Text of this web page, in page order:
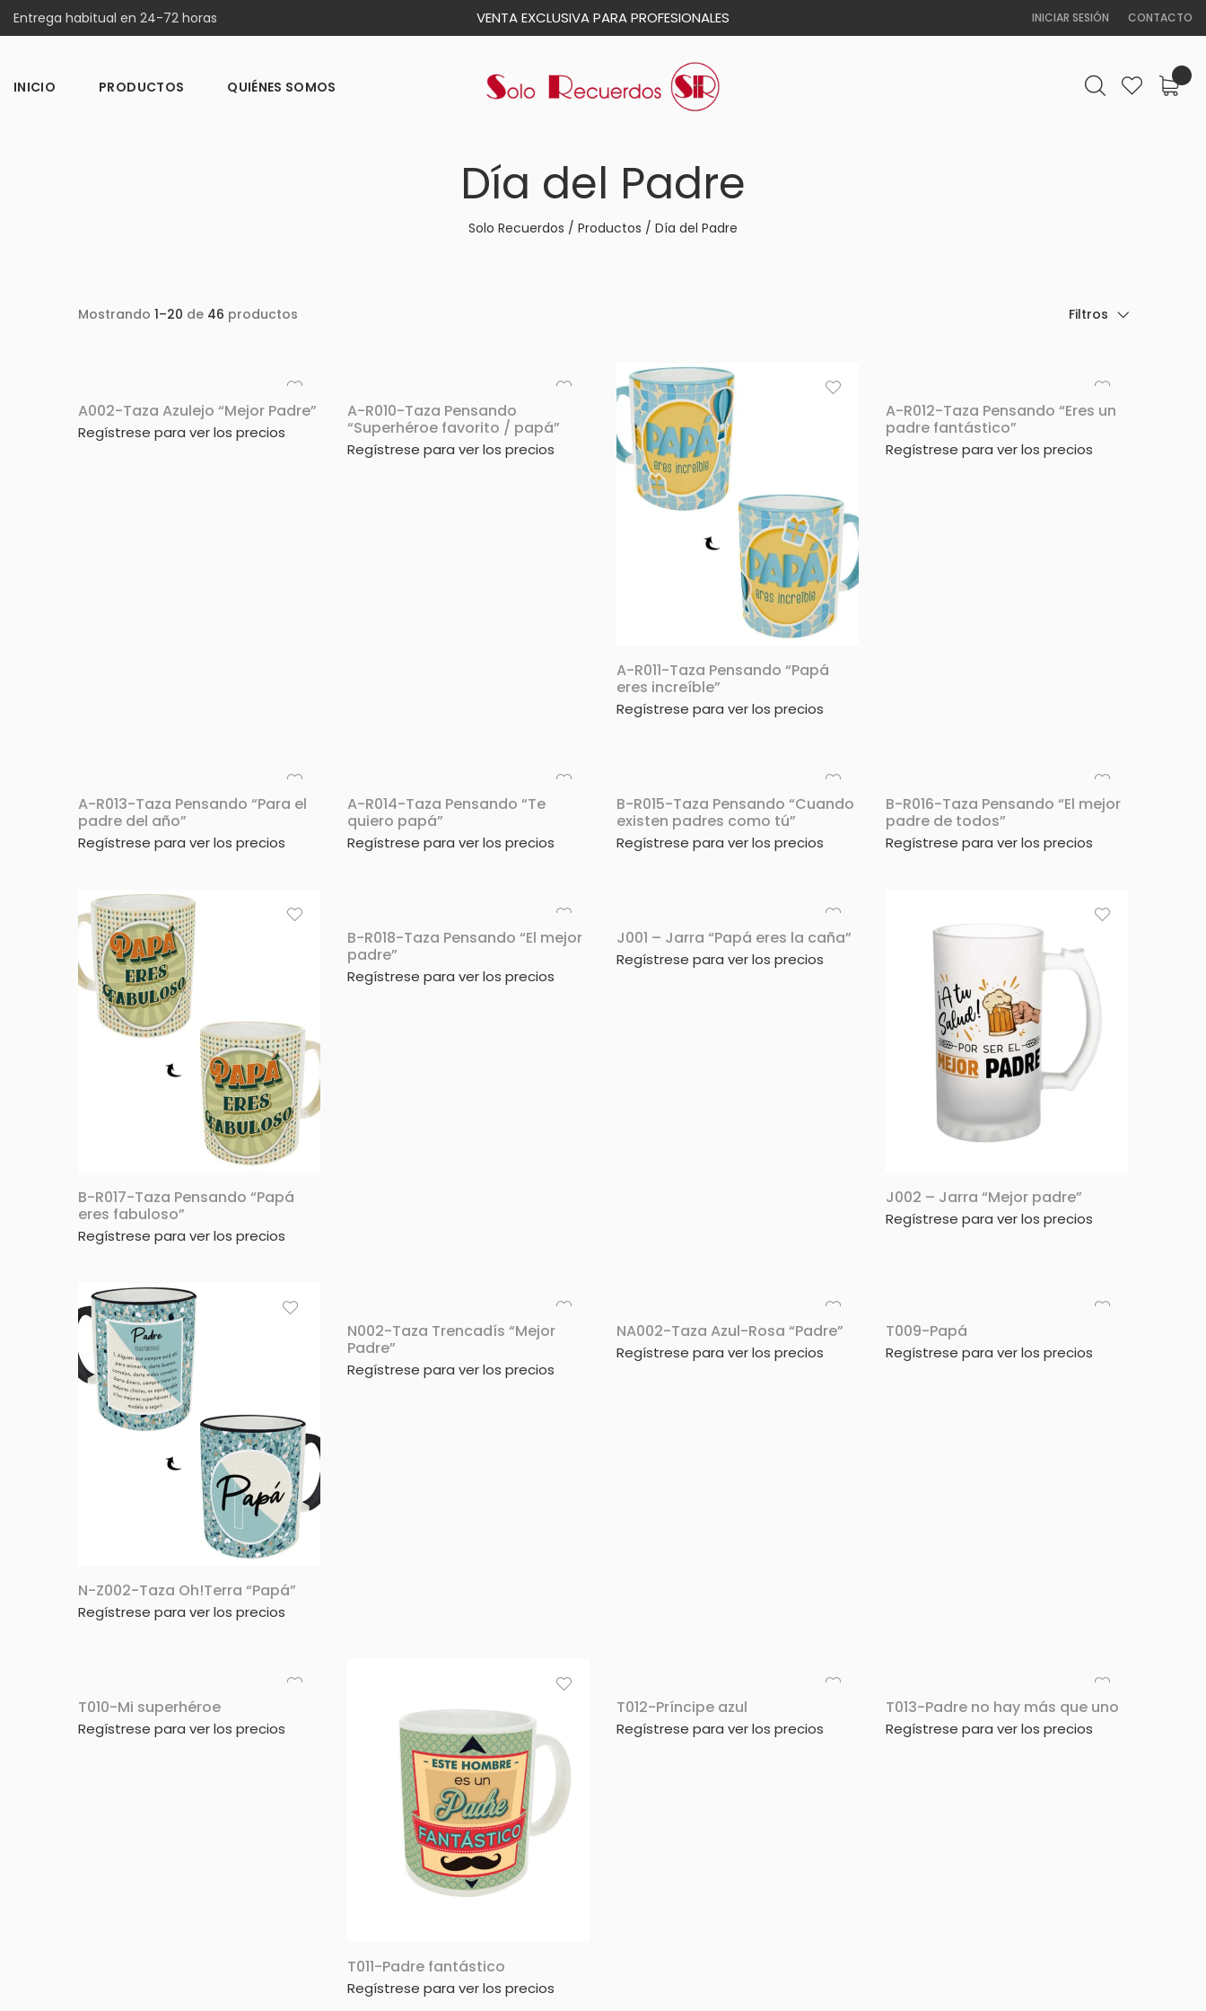
Entrega habitual en 24-72 horas VENTA EXCLUSIVA PARA PROFESIONALES INICIAR SESIÓN CONTACTO
INICIO PRODUCTOS QUIÉNES SOMOS
Día del Padre
Solo Recuerdos / Productos / Día del Padre
Mostrando 1–20 de 46 productos Filtros
A002-Taza Azulejo “Mejor Padre”
Regístrese para ver los precios
A-R010-Taza Pensando
“Superhéroe favorito / papá”
Regístrese para ver los precios
A-R011-Taza Pensando “Papá
eres increíble”
Regístrese para ver los precios
A-R012-Taza Pensando “Eres un
padre fantástico”
Regístrese para ver los precios
A-R013-Taza Pensando “Para el
padre del año”
Regístrese para ver los precios
A-R014-Taza Pensando “Te
quiero papá”
Regístrese para ver los precios
B-R015-Taza Pensando “Cuando
existen padres como tú”
Regístrese para ver los precios
B-R016-Taza Pensando “El mejor
padre de todos”
Regístrese para ver los precios
B-R017-Taza Pensando “Papá
eres fabuloso”
Regístrese para ver los precios
B-R018-Taza Pensando “El mejor
padre”
Regístrese para ver los precios
J001 – Jarra “Papá eres la caña”
Regístrese para ver los precios
J002 – Jarra “Mejor padre”
Regístrese para ver los precios
N-Z002-Taza Oh!Terra “Papá”
Regístrese para ver los precios
N002-Taza Trencadís “Mejor
Padre”
Regístrese para ver los precios
NA002-Taza Azul-Rosa “Padre”
Regístrese para ver los precios
T009-Papá
Regístrese para ver los precios
T010-Mi superhéroe
Regístrese para ver los precios
T011-Padre fantástico
Regístrese para ver los precios
T012-Príncipe azul
Regístrese para ver los precios
T013-Padre no hay más que uno
Regístrese para ver los precios